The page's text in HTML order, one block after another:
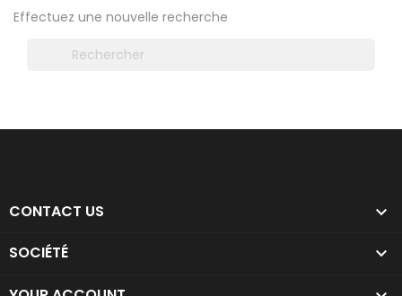
Effectuez une nouvelle recherche
CONTACT US 
SOCIÉTÉ 